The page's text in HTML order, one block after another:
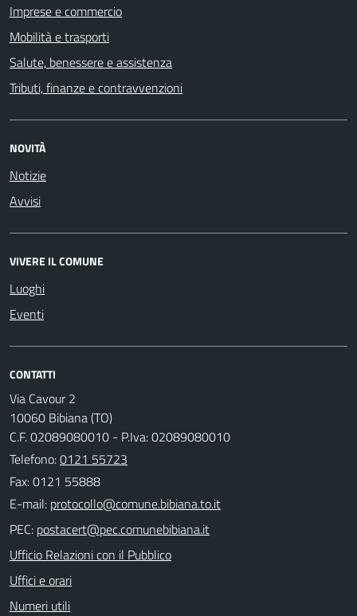
Imprese e commercio
Mobilità e trasporti
Salute, benessere e assistenza
Tributi, finanze e contravvenzioni
NOVITÀ
Notizie
Avvisi
VIVERE IL COMUNE
Luoghi
Eventi
CONTATTI
Via Cavour 2
10060 Bibiana (TO)
C.F. 02089080010 - P.Iva: 02089080010
Telefono:0121 55723
Fax: 0121 55888
E-mail:
PEC:
Ufficio Relazioni con il Pubblico
Uffici e orari
Numeri utili